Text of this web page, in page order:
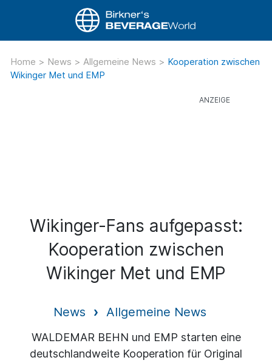
Home > News > Allgemeine News > Kooperation zwischen
Wikinger Met und EMP
Wikinger-Fans aufgepasst:
Kooperation zwischen
Wikinger Met und EMP
News Allgemeine News
WALDEMAR BEHN und EMP starten eine
deutschlandweite Kooperation für Original